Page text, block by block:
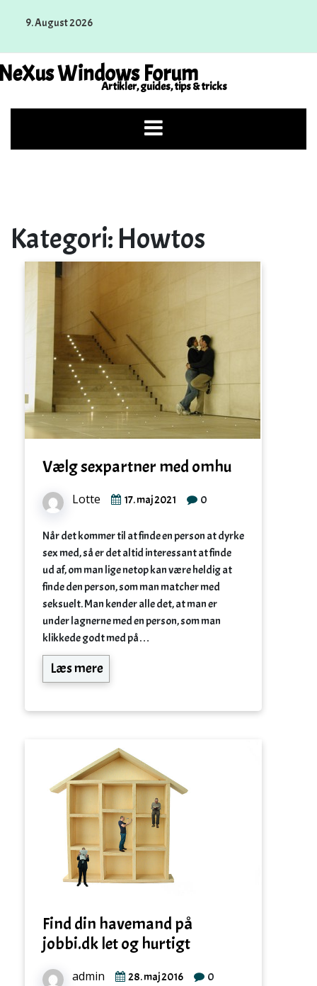
9. August 2026
Windows Forum
Artikler, guides, tips & tricks
Kategori: Howtos
Vælg sexpartner med omhu
Lotte 17. maj 2021 0
Når det kommer til at finde en person at dyrke
sex med, så er det altid interessant at finde
ud af, om man lige netop kan være heldig at
finde den person, som man matcher med
seksuelt. Man kender alle det, at man er
under lagnerne med en person, som man
klikkede godt med på…
Læs mere
Find din havemand på
jobbi.dk let og hurtigt
admin 28. maj 2016 0